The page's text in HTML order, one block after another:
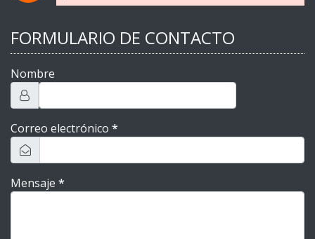
FORMULARIO DE CONTACTO
Nombre
Correo electrónico *
Mensaje *